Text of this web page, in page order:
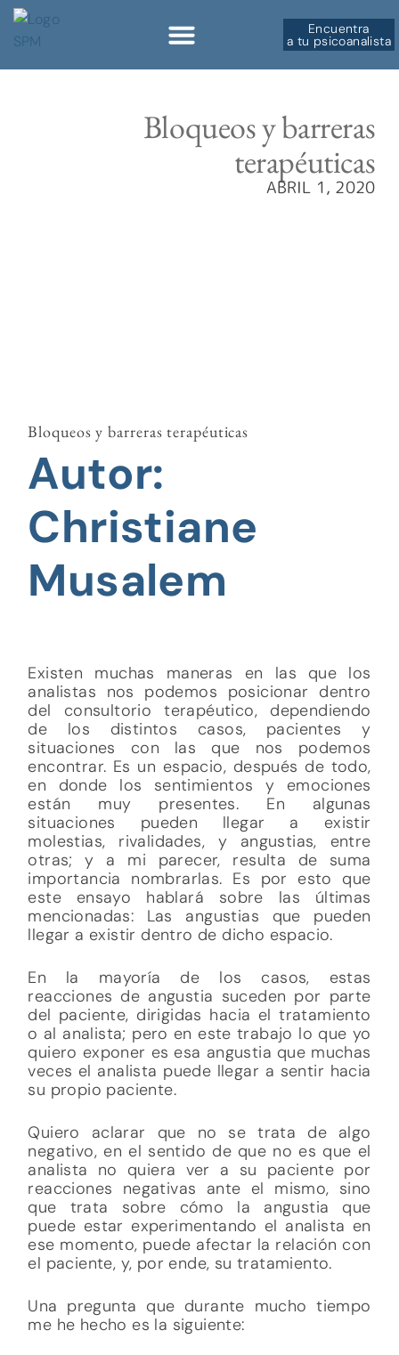
Encuentra
a tu psicoanalista
Bloqueos y barreras
terapéuticas
ABRIL 1, 2020
Bloqueos y barreras terapéuticas
Autor:
Christiane
Musalem
Existen muchas maneras en las que los
analistas nos podemos posicionar dentro
del consultorio terapéutico, dependiendo
de los distintos casos, pacientes y
situaciones con las que nos podemos
encontrar. Es un espacio, después de todo,
en donde los sentimientos y emociones
están muy presentes. En algunas
situaciones pueden llegar a existir
molestias, rivalidades, y angustias, entre
otras; y a mi parecer, resulta de suma
importancia nombrarlas. Es por esto que
este ensayo hablará sobre las últimas
mencionadas: Las angustias que pueden
llegar a existir dentro de dicho espacio.
En la mayoría de los casos, estas
reacciones de angustia suceden por parte
del paciente, dirigidas hacia el tratamiento
o al analista; pero en este trabajo lo que yo
quiero exponer es esa angustia que muchas
veces el analista puede llegar a sentir hacia
su propio paciente.
Quiero aclarar que no se trata de algo
negativo, en el sentido de que no es que el
analista no quiera ver a su paciente por
reacciones negativas ante el mismo, sino
que trata sobre cómo la angustia que
puede estar experimentando el analista en
ese momento, puede afectar la relación con
el paciente, y, por ende, su tratamiento.
Una pregunta que durante mucho tiempo
me he hecho es la siguiente: